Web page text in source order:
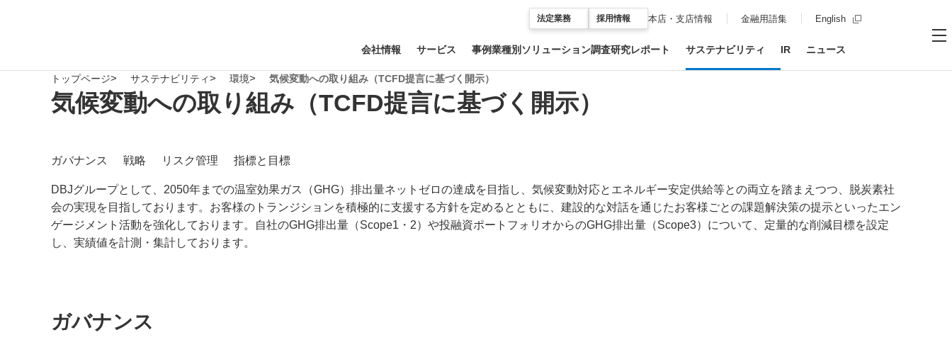
法定業務 採用情報 本店・支店情報 金融用語集 English 新規ウィンドウを開
会社情報 サービス 事例業種別ソリューション調査研究レポート サステナビリティ IR ニュース
トップページ サステナビリティ 環境 気候変動への取り組み（TCFD提言に基づく開示）
気候変動への取り組み（TCFD提言に基づく開示）
ガバナンス 戦略 リスク管理 指標と目標
DBJグループとして、2050年までの温室効果ガス（GHG）排出量ネットゼロの達成を目指し、気候変動対応とエネルギー安定供給等との両立を踏まえつつ、脱炭素社
会の実現を目指しております。お客様のトランジションを積極的に支援する方針を定めるとともに、建設的な対話を通じたお客様ごとの課題解決策の提示といったエン
ゲージメント活動を強化しております。自社のGHG排出量（Scope1・2）や投融資ポートフォリオからのGHG排出量（Scope3）について、定量的な削減目標を設定
し、実績値を計測・集計しております。
ガバナンス